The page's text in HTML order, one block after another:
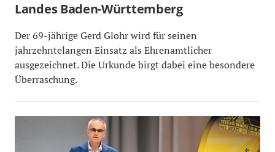
Landes Baden-Württemberg
Der 69-jährige Gerd Glohr wird für seinen
jahrzehntelangen Einsatz als Ehrenamtlicher
ausgezeichnet. Die Urkunde birgt dabei eine besondere
Überraschung.